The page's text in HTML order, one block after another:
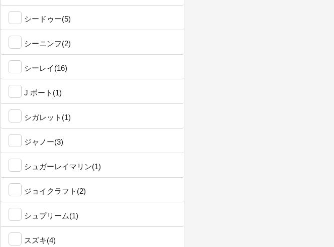
シードゥー(5)
シーニンフ(2)
シーレイ(16)
J ボート(1)
シガレット(1)
ジャノー(3)
シュガーレイマリン(1)
ジョイクラフト(2)
シュプリーム(1)
スズキ(4)